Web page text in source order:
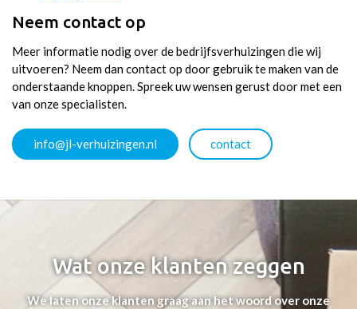
Neem contact op
Meer informatie nodig over de bedrijfsverhuizingen die wij
uitvoeren? Neem dan contact op door gebruik te maken van de
onderstaande knoppen. Spreek uw wensen gerust door met een
van onze specialisten.
info@jl-verhuizingen.nl contact
Wat onze klanten zeggen
We laten onze klanten graag aan het woord over onze